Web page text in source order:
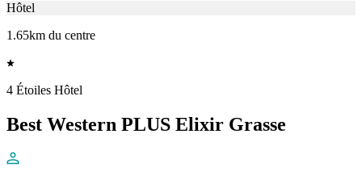
Hôtel
1.65km du centre
4 Étoiles Hôtel
Best Western PLUS Elixir Grasse